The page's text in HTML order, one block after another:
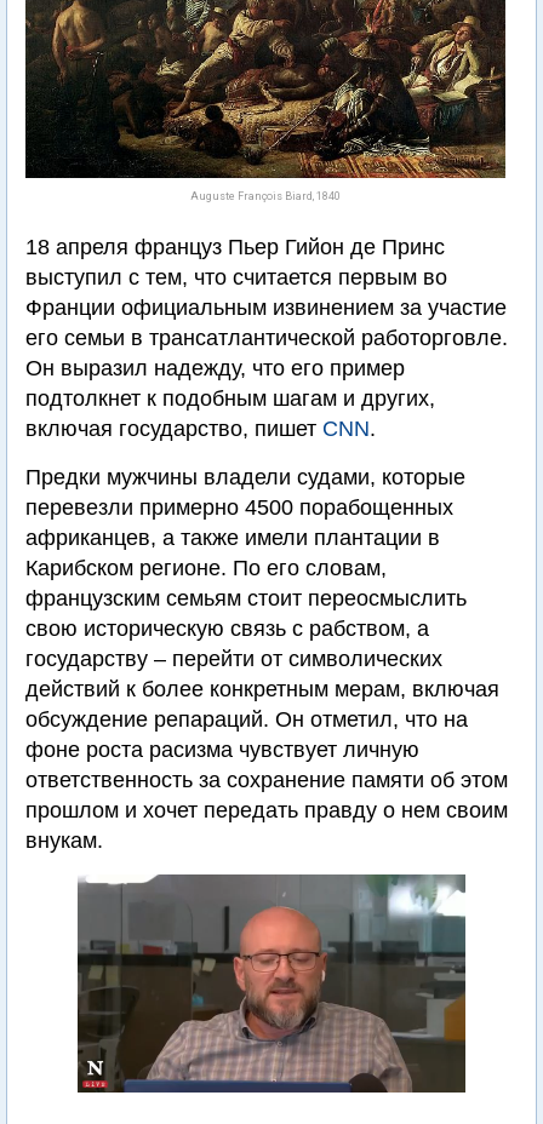
Auguste François Biard, 1840
18 апреля француз Пьер Гийон де Принс
выступил с тем, что считается первым во
Франции официальным извинением за участие
его семьи в трансатлантической работорговле.
Он выразил надежду, что его пример
подтолкнет к подобным шагам и других,
включая государство, пишет CNN.
Предки мужчины владели судами, которые
перевезли примерно 4500 порабощенных
африканцев, а также имели плантации в
Карибском регионе. По его словам,
французским семьям стоит переосмыслить
свою историческую связь с рабством, а
государству – перейти от символических
действий к более конкретным мерам, включая
обсуждение репараций. Он отметил, что на
фоне роста расизма чувствует личную
ответственность за сохранение памяти об этом
прошлом и хочет передать правду о нем своим
внукам.